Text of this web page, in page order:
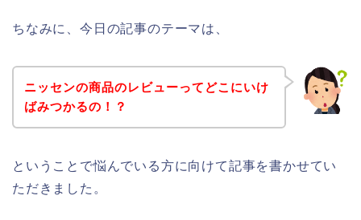
ちなみに、今日の記事のテーマは、
ニッセンの商品のレビューってどこにいけ
ばみつかるの！？
ということで悩んでいる方に向けて記事を書かせてい
ただきました。